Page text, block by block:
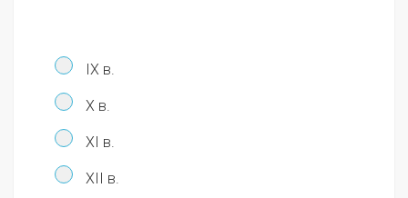
IX в.
Х в.
XI в.
XII в.